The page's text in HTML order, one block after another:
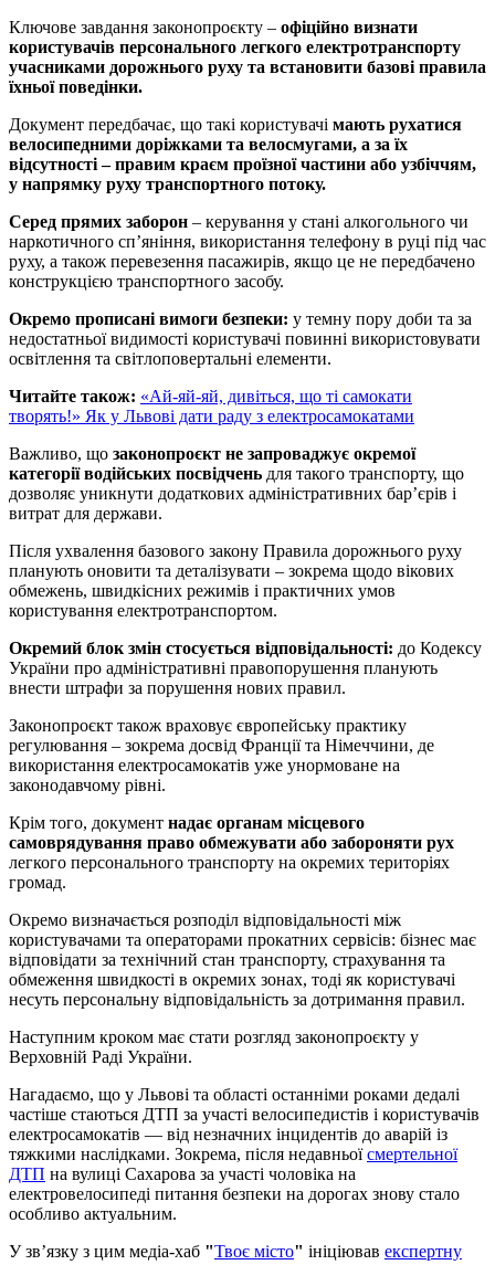
Ключове завдання законопроєкту – офіційно визнати
користувачів персонального легкого електротранспорту
учасниками дорожнього руху та встановити базові правила
їхньої поведінки.
Документ передбачає, що такі користувачі мають рухатися
велосипедними доріжками та велосмугами, а за їх
відсутності – правим краєм проїзної частини або узбіччям,
у напрямку руху транспортного потоку.
Серед прямих заборон – керування у стані алкогольного чи
наркотичного сп’яніння, використання телефону в руці під час
руху, а також перевезення пасажирів, якщо це не передбачено
конструкцією транспортного засобу.
Окремо прописані вимоги безпеки: у темну пору доби та за
недостатньої видимості користувачі повинні використовувати
освітлення та світлоповертальні елементи.
Читайте також: «Ай-яй-яй, дивіться, що ті самокати
творять!» Як у Львові дати раду з електросамокатами
Важливо, що законопроєкт не запроваджує окремої
категорії водійських посвідчень для такого транспорту, що
дозволяє уникнути додаткових адміністративних бар’єрів і
витрат для держави.
Після ухвалення базового закону Правила дорожнього руху
планують оновити та деталізувати – зокрема щодо вікових
обмежень, швидкісних режимів і практичних умов
користування електротранспортом.
Окремий блок змін стосується відповідальності: до Кодексу
України про адміністративні правопорушення планують
внести штрафи за порушення нових правил.
Законопроєкт також враховує європейську практику
регулювання – зокрема досвід Франції та Німеччини, де
використання електросамокатів уже унормоване на
законодавчому рівні.
Крім того, документ надає органам місцевого
самоврядування право обмежувати або забороняти рух
легкого персонального транспорту на окремих територіях
громад.
Окремо визначається розподіл відповідальності між
користувачами та операторами прокатних сервісів: бізнес має
відповідати за технічний стан транспорту, страхування та
обмеження швидкості в окремих зонах, тоді як користувачі
несуть персональну відповідальність за дотримання правил.
Наступним кроком має стати розгляд законопроєкту у
Верховній Раді України.
Нагадаємо, що у Львові та області останніми роками дедалі
частіше стаються ДТП за участі велосипедистів і користувачів
електросамокатів — від незначних інцидентів до аварій із
тяжкими наслідками. Зокрема, після недавньоїсмертельної
ДТП на вулиці Сахарова за участі чоловіка на
електровелосипеді питання безпеки на дорогах знову стало
особливо актуальним.
У зв’язку з цим медіа-хаб "Твоє місто" ініціював експертну